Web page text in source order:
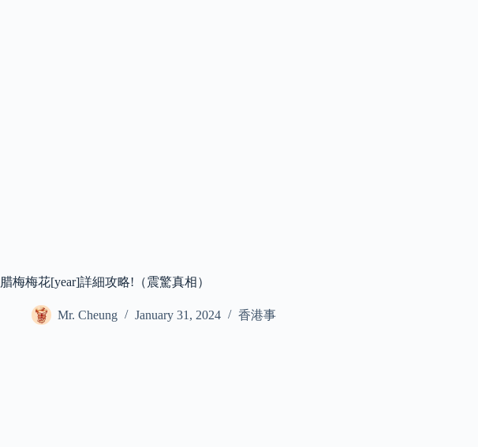
腊梅梅花[year]詳細攻略!（震驚真相）
Mr. Cheung January 31, 2024 香港事